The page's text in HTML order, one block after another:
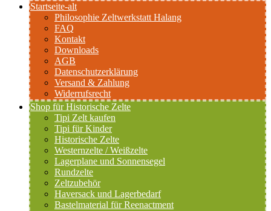
Startseite-alt
Philosophie Zeltwerkstatt Halang
FAQ
Kontakt
Downloads
AGB
Datenschutzerklärung
Versand & Zahlung
Widerrufsrecht
Shop für Historische Zelte
Tipi Zelt kaufen
Tipi für Kinder
Historische Zelte
Westernzelte / Weißzelte
Lagerplane und Sonnensegel
Rundzelte
Zeltzubehör
Haversack und Lagerbedarf
Bastelmaterial für Reenactment